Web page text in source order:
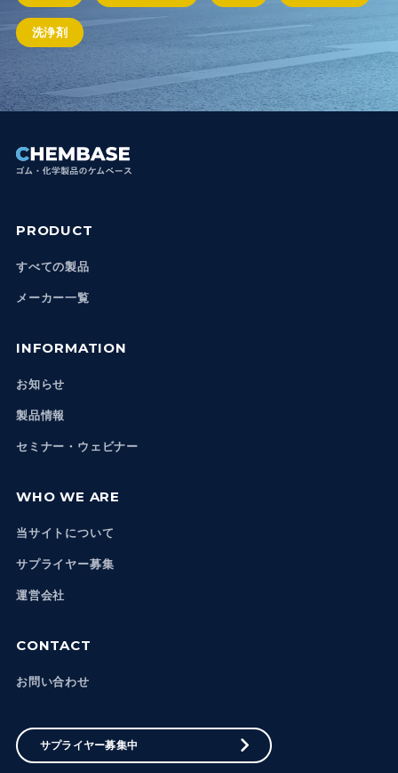
洗浄剤
PRODUCT
すべての製品
メーカー一覧
INFORMATION
お知らせ
製品情報
セミナー・ウェビナー
WHO WE ARE
当サイトについて
サプライヤー募集
運営会社
CONTACT
お問い合わせ
サプライヤー募集中